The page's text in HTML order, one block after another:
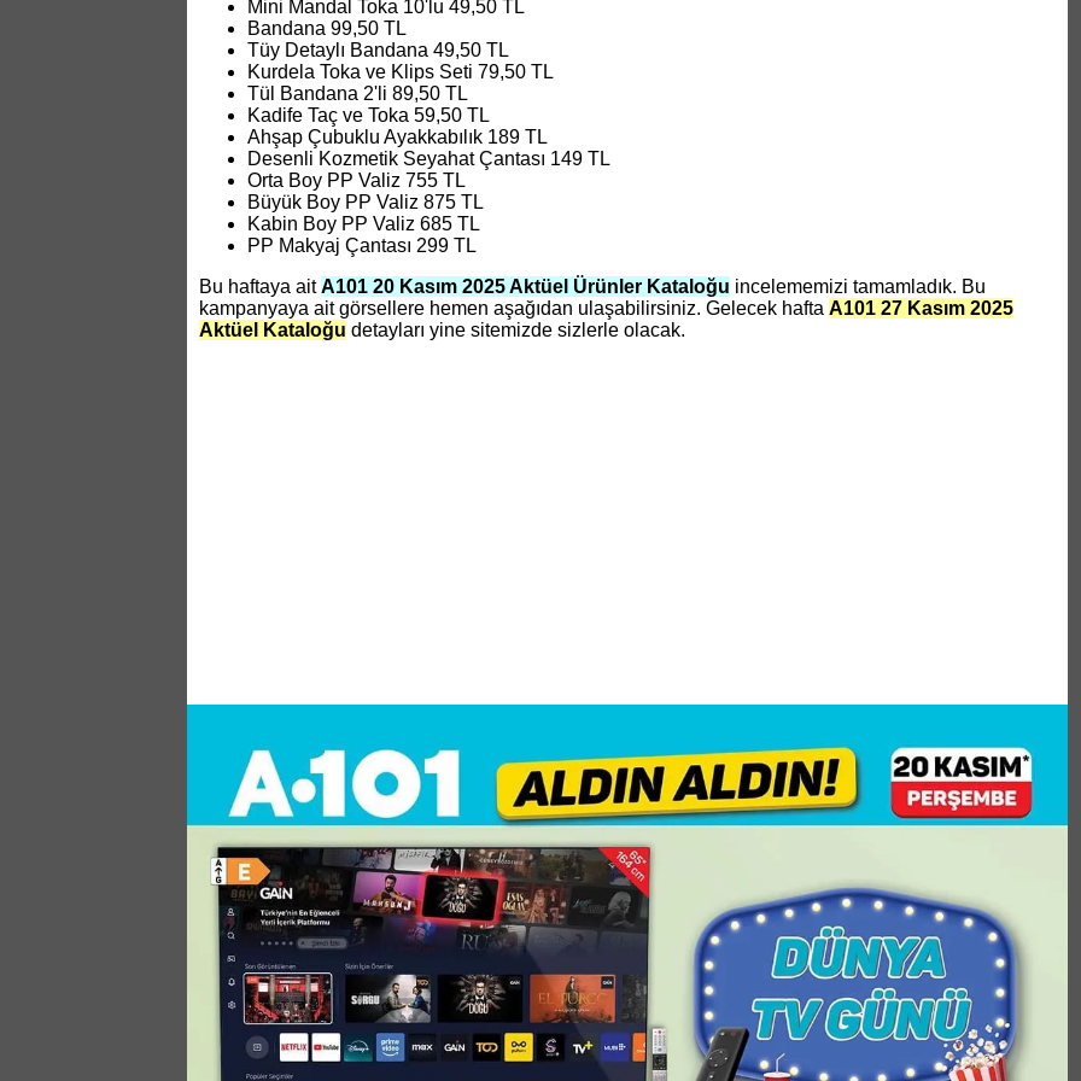
Mini Mandal Toka 10'lu 49,50 TL
Bandana 99,50 TL
Tüy Detaylı Bandana 49,50 TL
Kurdela Toka ve Klips Seti 79,50 TL
Tül Bandana 2'li 89,50 TL
Kadife Taç ve Toka 59,50 TL
Ahşap Çubuklu Ayakkabılık 189 TL
Desenli Kozmetik Seyahat Çantası 149 TL
Orta Boy PP Valiz 755 TL
Büyük Boy PP Valiz 875 TL
Kabin Boy PP Valiz 685 TL
PP Makyaj Çantası 299 TL
Bu haftaya aitA101 20 Kasım 2025 Aktüel Ürünler Kataloğu incelememizi tamamladık. Bu
kampanyaya ait görsellere hemen aşağıdan ulaşabilirsiniz. Gelecek hafta A101 27 Kasım 2025
Aktüel Kataloğu detayları yine sitemizde sizlerle olacak.